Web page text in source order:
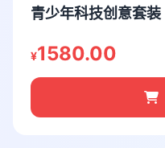
青少年科技创意套装
¥1580.00